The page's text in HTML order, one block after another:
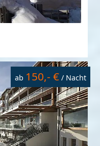
ab 150,- € / Nacht